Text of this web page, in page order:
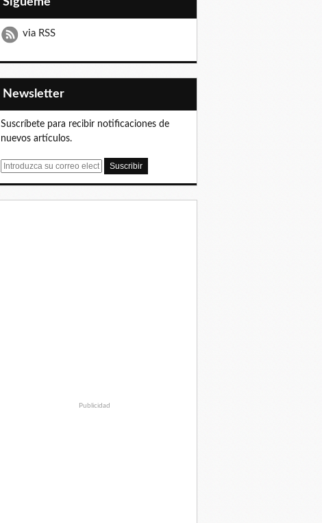
via RSS
Newsletter
Suscríbete para recibir notificaciones de
nuevos artículos.
E
Publicidad